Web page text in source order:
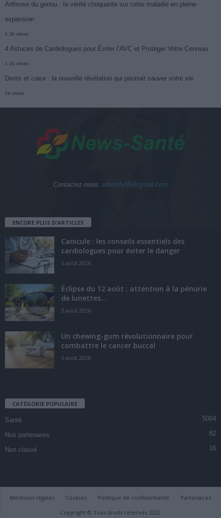
Arthrose du genou : la vérité choquante sur cette maladie en pleine
expansion
1.3k views
4 Astuces de Cardiologues pour Éviter l’AVC et Protéger Votre Cerveau
1.2k views
Dents et cœur : la nouvelle révélation qui pourrait sauver votre vie
1k views
Contactez-nous: edentify95@gmail.com
ENCORE PLUS D'ARTICLES
Canicule : les conseils essentiels des
cardiologues pour éviter le danger
5 août 2026
Éclipse du 12 août : attention à la pénurie
de lunettes...
5 août 2026
Un chewing-gum révolutionnaire pour
combattre le cancer buccal
5 août 2026
CATÉGORIE POPULAIRE
Santé 5064
Nos partenaires 82
Non classé 16
Mentions légales Cookies Politique de confidentialité
Partenaires
Copyright © Tous droits réservés 2022